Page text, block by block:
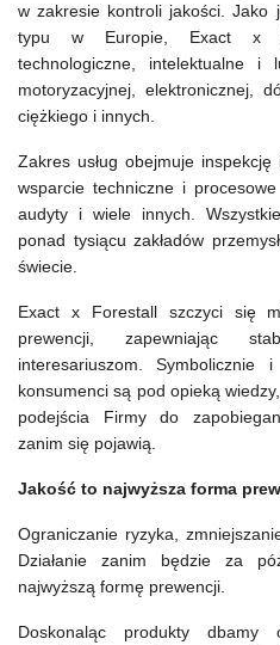
w zakresie kontroli jakości. Jako
typu w Europie, Exact x
technologiczne, intelektualne
motoryzacyjnej, elektronicznej,
ciężkiego i innych.
Zakres usług obejmuje
wsparcie techniczne i
audyty i wiele innych.
ponad tysiącu zakładów
świecie.
Exact x Forestall szczyci się
prewencji, zapewniając
interesariuszom. Symbolicznie
konsumenci są pod opieką
podejścia Firmy do
zanim się pojawią.
Jakość to najwyższa forma
Ograniczanie ryzyka,
Działanie zanim będzie za
najwyższą formę prewencji.
Doskonaląc produkty